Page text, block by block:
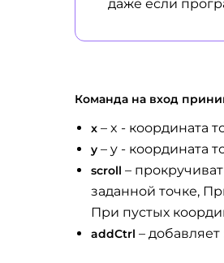
даже если
Команда на вход
x – x - координата
y – y - координата
scroll –
заданной точке,
При пустых
addCtrl –